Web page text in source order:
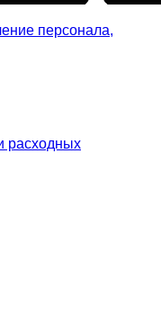
персонала,
расходных